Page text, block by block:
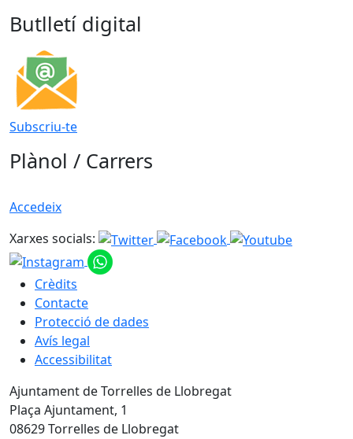
Butlletí digital
Subscriu-te
Plànol / Carrers
Accedeix
Xarxes socials:
Crèdits
Contacte
Protecció de dades
Avís legal
Accessibilitat
Ajuntament de Torrelles de Llobregat
Plaça Ajuntament, 1
08629 Torrelles de Llobregat